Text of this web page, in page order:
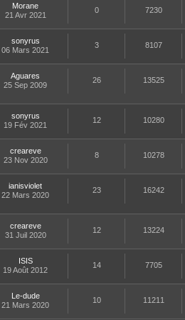
Morane
21 Avr 2021
0 7230
sonyrus
06 Mars 2021
3 8107
Aguares
25 Sep 2009
26 13525
sonyrus
19 Fév 2021
12 10280
creareve
23 Nov 2020
8 10278
ianisviolet
22 Mars 2020
23 16242
creareve
31 Juil 2020
12 13224
ISIS
19 Août 2012
14 7705
Le-dude
21 Mars 2020
10 11211